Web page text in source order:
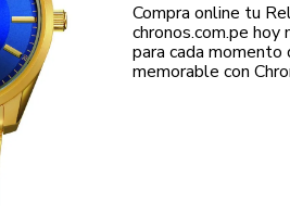
Compra online tu
chronos.com.pe
para cada momento
memorable con